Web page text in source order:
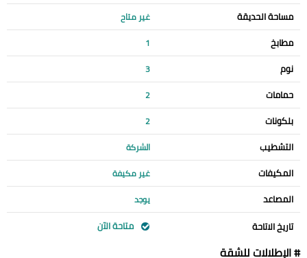
مساحة الحديقة غير متاح
مطابخ 1
نوم 3
حمامات 2
بلكونات 2
التشطيب الشركة
المكيفات غير مكيفة
المصاعد يوجد
تاريخ الاتاحة متاحة الآن
# الإطلالات للشقة